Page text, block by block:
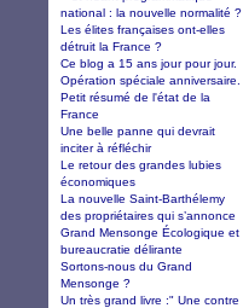
national : la nouvelle normalité ?
Les élites françaises ont-elles
détruit la France ?
Ce blog a 15 ans jour pour jour.
Opération spéciale anniversaire.
Petit résumé de l'état de la
France
Une belle panne qui devrait
inciter à réfléchir
Le retour des grandes lubies
économiques
La nouvelle Saint-Barthélemy
des propriétaires qui s’annonce
Grand Mensonge Écologique et
bureaucratie délirante
Sortons-nous du Grand
Mensonge ?
Un très grand livre :" Une contre